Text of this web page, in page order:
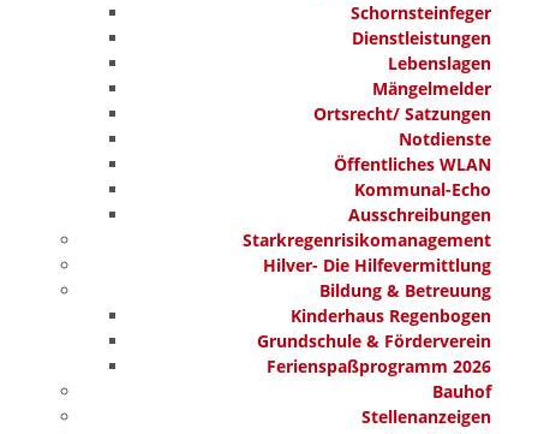
Schornsteinfeger
Dienstleistungen
Lebenslagen
Mängelmelder
Ortsrecht/ Satzungen
Notdienste
Öffentliches WLAN
Kommunal-Echo
Ausschreibungen
Starkregenrisikomanagement
Hilver- Die Hilfevermittlung
Bildung & Betreuung
Kinderhaus Regenbogen
Grundschule & Förderverein
Ferienspaßprogramm 2026
Bauhof
Stellenanzeigen